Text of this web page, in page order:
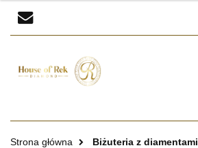
Strona główna Biżuteria z diamentami